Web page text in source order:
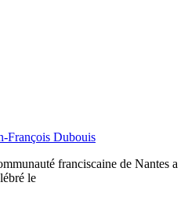
François Dubouis
franciscaine de Nantes a
le